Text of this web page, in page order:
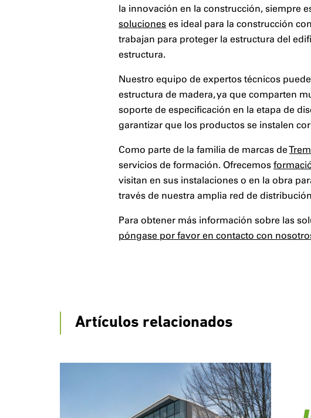
la innovación en la construcción, siempre
soluciones es ideal para la construcción
trabajan para proteger la estructura del
estructura.
Nuestro equipo de expertos técnicos
estructura de madera, ya que comparten
soporte de especificación en la etapa de
garantizar que los productos se instalen
Como parte de la familia de marcas de
servicios de formación. Ofrecemos
visitan en sus instalaciones o en la obra
través de nuestra amplia red de
Para obtener más información sobre las
póngase por favor en contacto con
Artículos relacionados